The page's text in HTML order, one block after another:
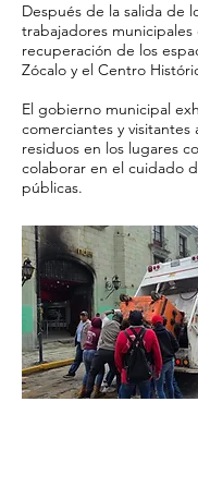
Después de la salida de
trabajadores municipales
recuperación de los
Zócalo y el Centro
El gobierno municipal
comerciantes y visitantes
residuos en los lugares
colaborar en el cuidado
públicas.